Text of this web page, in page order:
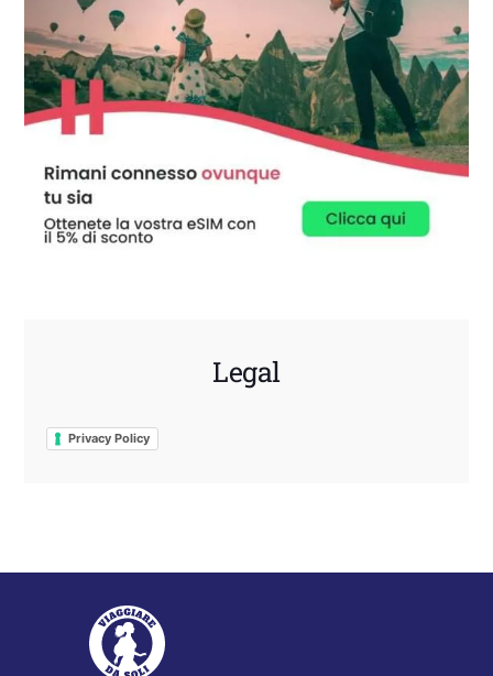
Legal
Privacy Policy